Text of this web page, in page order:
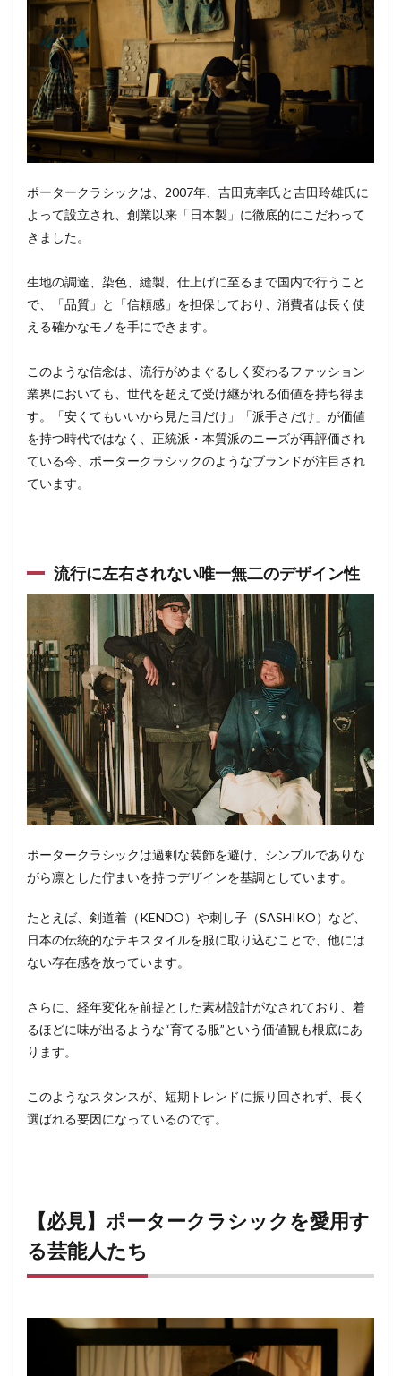
ポータークラシックは、2007年、吉田克幸氏と吉田玲雄氏に
よって設立され、創業以来「日本製」に徹底的にこだわって
きました。
生地の調達、染色、縫製、仕上げに至るまで国内で行うこと
で、「品質」と「信頼感」を担保しており、消費者は長く使
える確かなモノを手にできます。
このような信念は、流行がめまぐるしく変わるファッション
業界においても、世代を超えて受け継がれる価値を持ち得ま
す。「安くてもいいから見た目だけ」「派手さだけ」が価値
を持つ時代ではなく、正統派・本質派のニーズが再評価され
ている今、ポータークラシックのようなブランドが注目され
ています。
流行に左右されない唯一無二のデザイン性
ポータークラシックは過剰な装飾を避け、シンプルでありな
がら凛とした佇まいを持つデザインを基調としています。
たとえば、剣道着（KENDO）や刺し子（SASHIKO）など、
日本の伝統的なテキスタイルを服に取り込むことで、他には
ない存在感を放っています。
さらに、経年変化を前提とした素材設計がなされており、着
るほどに味が出るような“育てる服”という価値観も根底にあ
ります。
このようなスタンスが、短期トレンドに振り回されず、長く
選ばれる要因になっているのです。
【必見】ポータークラシックを愛用す
る芸能人たち